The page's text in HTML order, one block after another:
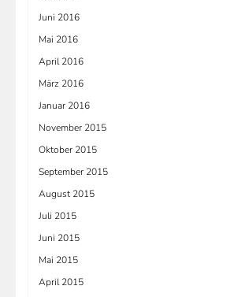
Juni 2016
Mai 2016
April 2016
März 2016
Januar 2016
November 2015
Oktober 2015
September 2015
August 2015
Juli 2015
Juni 2015
Mai 2015
April 2015